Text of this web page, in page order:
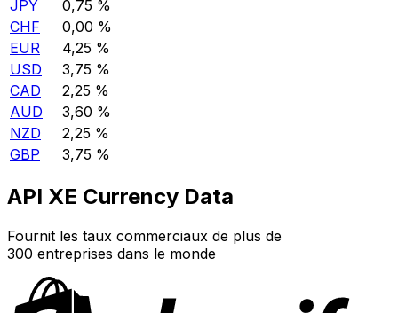
JPY
0,75 %
CHF
0,00 %
EUR
4,25 %
USD
3,75 %
CAD
2,25 %
AUD
3,60 %
NZD
2,25 %
GBP
3,75 %
API XE Currency Data
Fournit les taux commerciaux de plus de
300 entreprises dans le monde